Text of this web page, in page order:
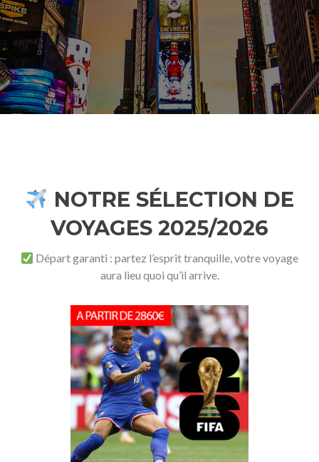
NOTRE SÉLECTION DE
VOYAGES 2025/2026
Départ garanti : partez l’esprit tranquille, votre voyage
aura lieu quoi qu’il arrive.